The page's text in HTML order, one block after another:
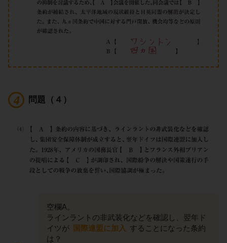
問題（４）
空欄A。
ラインラントの非武装化などを確認し、翌年ド
イツが 国際連盟に加入
することになった条約
は？